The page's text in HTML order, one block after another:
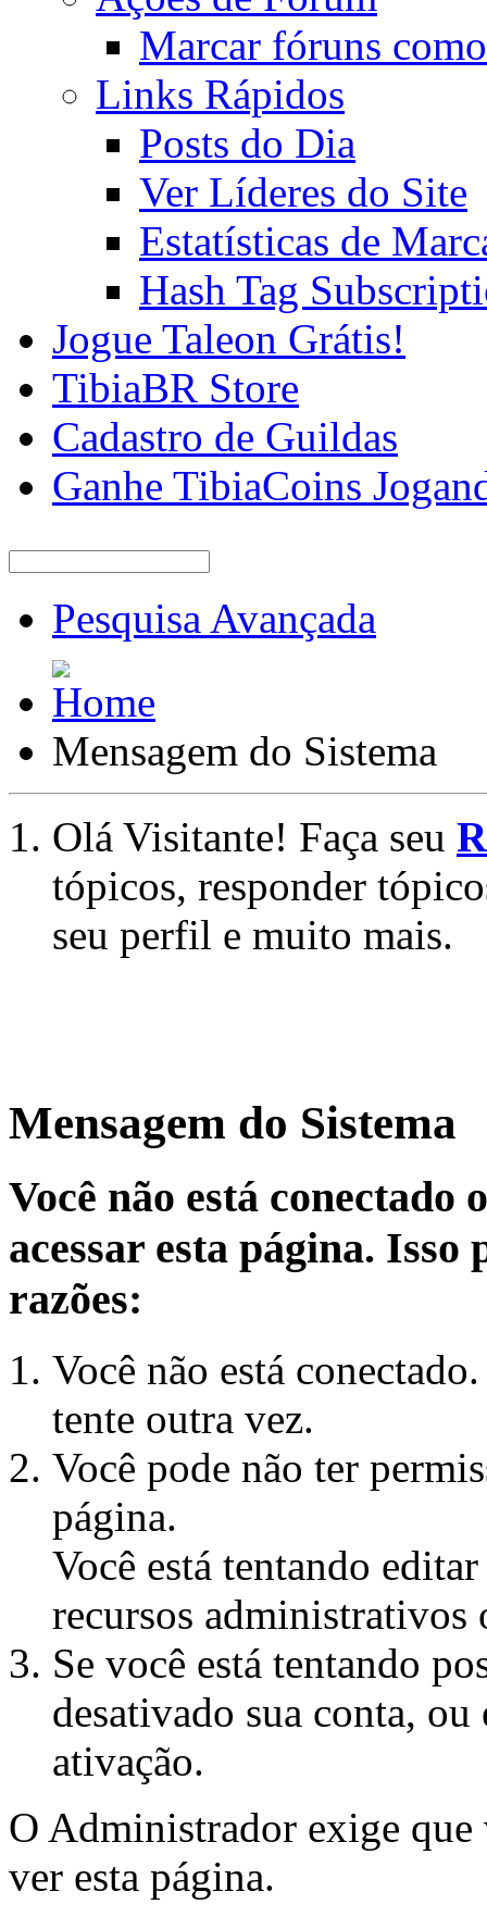
Marcar fóruns
Links Rápidos
Posts do Dia
Ver Líderes do Site
Estatísticas de
Hash Tag
Jogue Taleon Grátis!
TibiaBR Store
Cadastro de Guildas
Ganhe TibiaCoins
Pesquisa Avançada
Mensagem do Sistema
Olá Visitante! Faça seu
tópicos, responder
seu perfil e muito mais.
Mensagem do Sistema
Você não está conectado
acessar esta página.
razões:
Você não está
tente outra vez.
Você pode não ter
página.
Você está tentando
recursos
Se você está tentando
desativado sua conta, ou
ativação.
O Administrador exige que
ver esta página.